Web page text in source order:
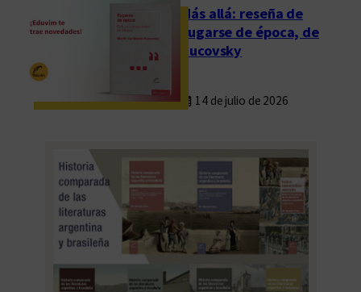
Más allá: reseña de
Fugarse de época, de
Rucovsky
14 de julio de 2026